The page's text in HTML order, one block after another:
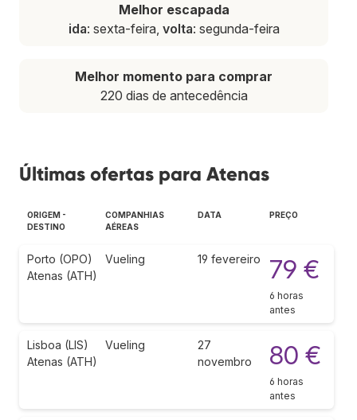
Melhor escapada
ida: sexta-feira, volta: segunda-feira
Melhor momento para comprar
220 dias de antecedência
Últimas ofertas para Atenas
ORIGEM -
DESTINO
COMPANHIAS
AÉREAS
DATA PREÇO
Porto (OPO)
Atenas (ATH)
Vueling 19 fevereiro 79 €
6 horas
antes
Lisboa (LIS)
Atenas (ATH)
Vueling
27
novembro
80 €
6 horas
antes